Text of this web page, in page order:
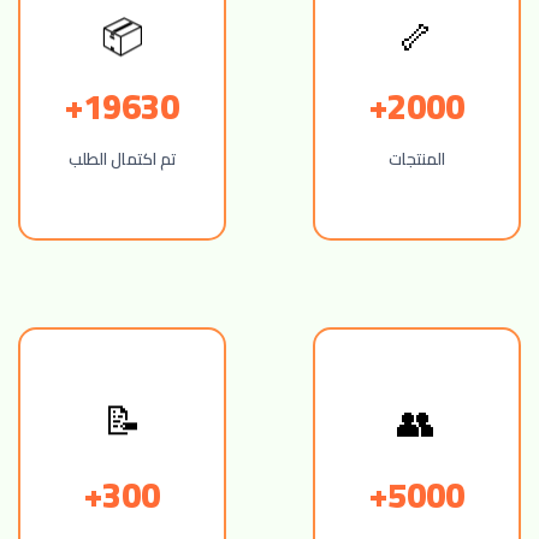
🦴
2000+
المنتجات
📦
19630+
تم اكتمال الطلب
👥
5000+
📝
300+